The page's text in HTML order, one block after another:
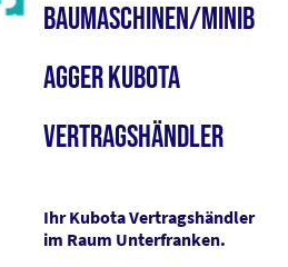
Baumaschinen/Minib
agger Kubota
Vertragshändler
Ihr Kubota Vertragshändler
im Raum Unterfranken.